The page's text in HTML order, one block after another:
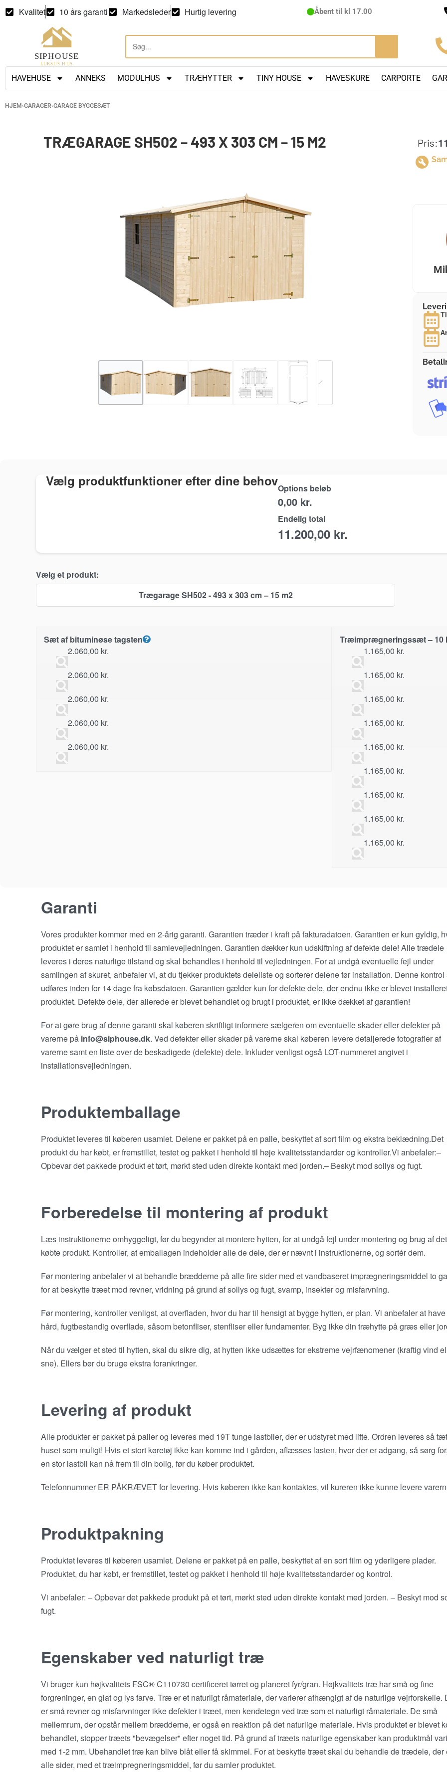
Kvalitet 10 års garanti Markedsleder Hurtig levering Åbent til kl 17.00
HAVEHUSE ANNEKS MODULHUS TRÆHYTTER TINY HOUSE HAVESKURE CARPORTE
HJEM ›GARAGER›GARAGE BYGGESÆT
TRÆGARAGE SH502 – 493 X 303 CM – 15 M2 Pris:
Vælg produktfunktioner efter dine behovOptions beløb
0,00 kr.
Endelig total
11.200,00 kr.
Vælg et produkt:
Trægarage SH502 - 493 x 303 cm – 15 m2
Sæt af bituminøse tagsten
2.060,00 kr.
2.060,00 kr.
2.060,00 kr.
2.060,00 kr.
2.060,00 kr.
Træimprægneringssæt – 10 l
1.165,00 kr.
1.165,00 kr.
1.165,00 kr.
1.165,00 kr.
1.165,00 kr.
1.165,00 kr.
1.165,00 kr.
1.165,00 kr.
1.165,00 kr.
Garanti
Vores produkter kommer med en 2-årig garanti. Garantien træder i kraft på fakturadatoen. Garantien er kun gyldig,
produktet er samlet i henhold til samlevejledningen. Garantien dækker kun udskiftning af defekte dele! Alle trædele
leveres i deres naturlige tilstand og skal behandles i henhold til vejledningen. For at undgå eventuelle fejl under
samlingen af skuret, anbefaler vi, at du tjekker produktets deleliste og sorterer delene før installation. Denne kontrol
udføres inden for 14 dage fra købsdatoen. Garantien gælder kun for defekte dele, der endnu ikke er blevet
produktet. Defekte dele, der allerede er blevet behandlet og brugt i produktet, er ikke dækket af garantien!
For at gøre brug af denne garanti skal køberen skriftligt informere sælgeren om eventuelle skader eller defekter på
varerne på info@siphouse.dk. Ved defekter eller skader på varerne skal køberen levere detaljerede fotografier af
varerne samt en liste over de beskadigede (defekte) dele. Inkluder venligst også LOT-nummeret angivet i
installationsvejledningen.
Produktemballage
Produktet leveres til køberen usamlet. Delene er pakket på en palle, beskyttet af sort film og ekstra beklædning.Det
produkt du har købt, er fremstillet, testet og pakket i henhold til høje kvalitetsstandarder og kontroller.Vi anbefaler:–
Opbevar det pakkede produkt et tørt, mørkt sted uden direkte kontakt med jorden.– Beskyt mod sollys og fugt.
Forberedelse til montering af produkt
Læs instruktionerne omhyggeligt, før du begynder at montere hytten, for at undgå fejl under montering og brug af det
købte produkt. Kontroller, at emballagen indeholder alle de dele, der er nævnt i instruktionerne, og sortér dem.
Før montering anbefaler vi at behandle brædderne på alle fire sider med et vandbaseret imprægneringsmiddel to
for at beskytte træet mod revner, vridning på grund af sollys og fugt, svamp, insekter og misfarvning.
Før montering, kontroller venligst, at overfladen, hvor du har til hensigt at bygge hytten, er plan. Vi anbefaler at
hård, fugtbestandig overflade, såsom betonfliser, stenfliser eller fundamenter. Byg ikke din træhytte på græs eller
Når du vælger et sted til hytten, skal du sikre dig, at hytten ikke udsættes for ekstreme vejrfænomener (kraftig vind
sne). Ellers bør du bruge ekstra forankringer.
Levering af produkt
Alle produkter er pakket på paller og leveres med 19T tunge lastbiler, der er udstyret med lifte. Ordren leveres så
huset som muligt! Hvis et stort køretøj ikke kan komme ind i gården, aflæsses lasten, hvor der er adgang, så sørg
en stor lastbil kan nå frem til din bolig, før du køber produktet.
Telefonnummer ER PÅKRÆVET for levering. Hvis køberen ikke kan kontaktes, vil kureren ikke kunne levere
Produktpakning
Produktet leveres til køberen usamlet. Delene er pakket på en palle, beskyttet af en sort film og yderligere plader.
Produktet, du har købt, er fremstillet, testet og pakket i henhold til høje kvalitetsstandarder og kontrol.
Vi anbefaler: – Opbevar det pakkede produkt på et tørt, mørkt sted uden direkte kontakt med jorden. – Beskyt mod
fugt.
Egenskaber ved naturligt træ
Vi bruger kun højkvalitets FSC® C110730 certificeret tørret og planeret fyr/gran. Højkvalitets træ har små og fine
forgreninger, en glat og lys farve. Træ er et naturligt råmateriale, der varierer afhængigt af de naturlige vejrforskelle.
er små revner og misfarvninger ikke defekter i træet, men kendetegn ved træ som et naturligt råmateriale. De små
mellemrum, der opstår mellem brædderne, er også en reaktion på det naturlige materiale. Hvis produktet er blevet
behandlet, stopper træets "bevægelser" efter noget tid. På grund af træets naturlige egenskaber kan produktmål
med 1-2 mm. Ubehandlet træ kan blive blåt eller få skimmel. For at beskytte træet skal du behandle de trædele, der
alle sider, med et træimpregneringsmiddel, før du samler produktet.